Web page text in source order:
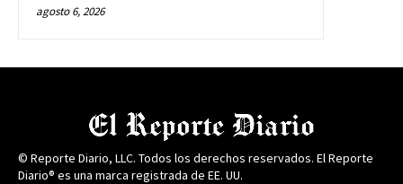
agosto 6, 2026
© Reporte Diario, LLC. Todos los derechos reservados. El Reporte
Diario® es una marca registrada de EE. UU.